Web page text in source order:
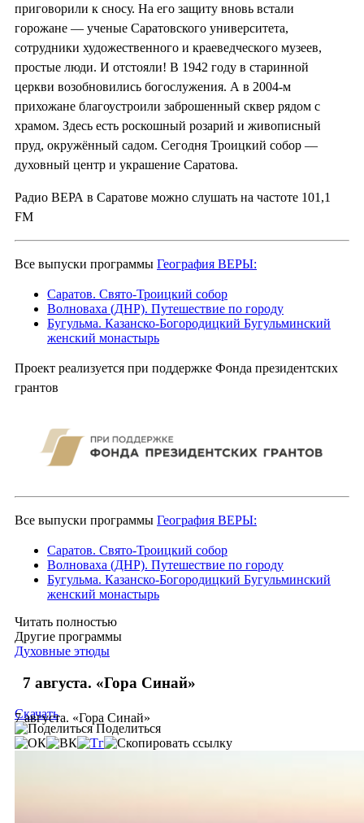
приговорили к сносу. На его защиту вновь встали
горожане — ученые Саратовского университета,
сотрудники художественного и краеведческого музеев,
простые люди. И отстояли! В 1942 году в старинной
церкви возобновились богослужения. А в 2004-м
прихожане благоустроили заброшенный сквер рядом с
храмом. Здесь есть роскошный розарий и живописный
пруд, окружённый садом. Сегодня Троицкий собор —
духовный центр и украшение Саратова.
Радио ВЕРА в Саратове можно слушать на частоте 101,1
FM
Все выпуски программы География ВЕРЫ:
Саратов. Свято-Троицкий собор
Волноваха (ДНР). Путешествие по городу
Бугульма. Казанско-Богородицкий Бугульминский
женский монастырь
Проект реализуется при поддержке Фонда президентских
грантов
Все выпуски программы География ВЕРЫ:
Саратов. Свято-Троицкий собор
Волноваха (ДНР). Путешествие по городу
Бугульма. Казанско-Богородицкий Бугульминский
женский монастырь
Читать полностью
Другие программы
Духовные этюды
7 августа. «Гора Синай»
7 августа. «Гора Синай»
Скачать
Поделиться